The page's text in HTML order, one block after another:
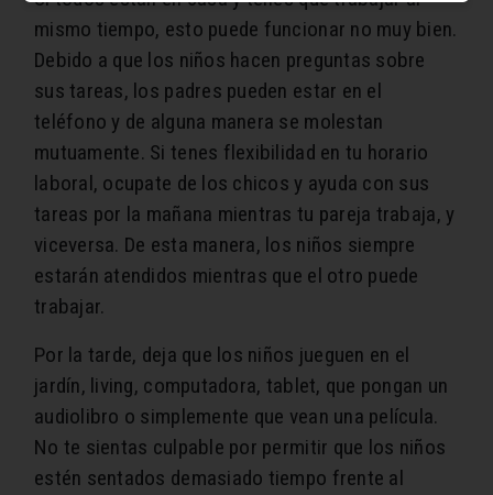
mismo tiempo, esto puede funcionar no muy bien.
Debido a que los niños hacen preguntas sobre
sus tareas, los padres pueden estar en el
teléfono y de alguna manera se molestan
mutuamente. Si tenes flexibilidad en tu horario
laboral, ocupate de los chicos y ayuda con sus
tareas por la mañana mientras tu pareja trabaja, y
viceversa. De esta manera, los niños siempre
estarán atendidos mientras que el otro puede
trabajar.
Por la tarde, deja que los niños jueguen en el
jardín, living, computadora, tablet, que pongan un
audiolibro o simplemente que vean una película.
No te sientas culpable por permitir que los niños
estén sentados demasiado tiempo frente al